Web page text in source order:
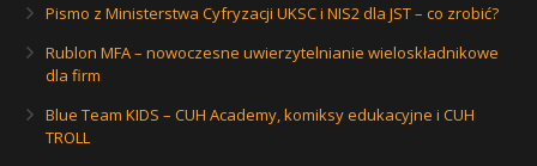
Pismo z Ministerstwa Cyfryzacji UKSC i NIS2 dla JST – co zrobić?
Rublon MFA – nowoczesne uwierzytelnianie wieloskładnikowe
dla firm
Blue Team KIDS – CUH Academy, komiksy edukacyjne i CUH
TROLL